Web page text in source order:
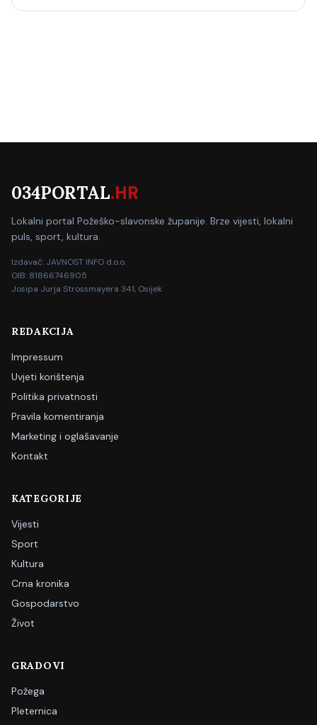
034PORTAL.HR
Lokalni portal Požeško-slavonske županije. Brze vijesti, lokalni
puls, sport, kultura.
Izdavač: JAVNOST INFO d.o.o.
OIB: 81866746905
Josipa Jurja Strossmayera 341, Osijek
REDAKCIJA
Impressum
Uvjeti korištenja
Politika privatnosti
Pravila komentiranja
Marketing i oglašavanje
Kontakt
KATEGORIJE
Vijesti
Sport
Kultura
Crna kronika
Gospodarstvo
Život
GRADOVI
Požega
Pleternica